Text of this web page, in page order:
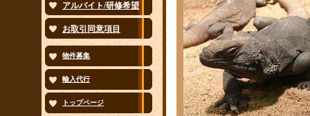
アルバイト/研修希望
お取引同意項目
物件募集
輸入代行
トップページ